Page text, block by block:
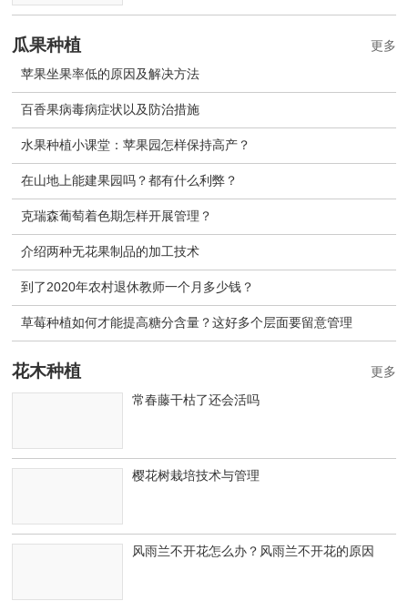
瓜果种植
苹果坐果率低的原因及解决方法
百香果病毒病症状以及防治措施
水果种植小课堂：苹果园怎样保持高产？
在山地上能建果园吗？都有什么利弊？
克瑞森葡萄着色期怎样开展管理？
介绍两种无花果制品的加工技术
到了2020年农村退休教师一个月多少钱？
草莓种植如何才能提高糖分含量？这好多个层面要留意管理
更多
花木种植
常春藤干枯了还会活吗
樱花树栽培技术与管理
风雨兰不开花怎么办？风雨兰不开花的原因
更多